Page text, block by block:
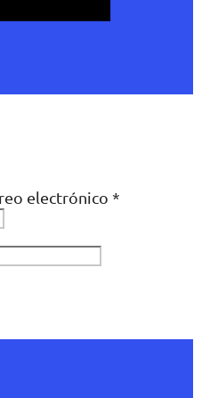
electrónico *